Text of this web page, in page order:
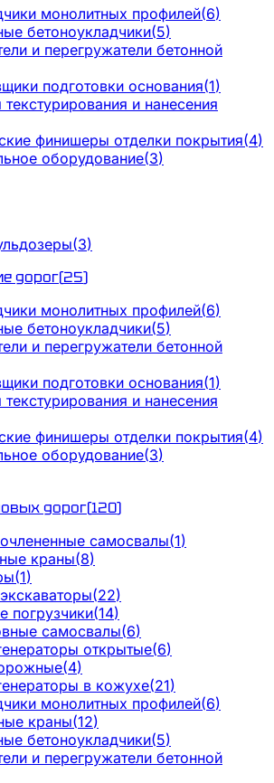
монолитных профилей(6)
бетоноукладчики(5)
и перегружатели бетонной
подготовки основания(1)
и нанесения
финишеры отделки покрытия(4)
оборудование(3)
(3)
дорог(25)
монолитных профилей(6)
бетоноукладчики(5)
и перегружатели бетонной
подготовки основания(1)
и нанесения
финишеры отделки покрытия(4)
оборудование(3)
дорог(120)
самосвалы(1)
краны(8)
(1)
(22)
погрузчики(14)
самосвалы(6)
открытые(6)
(4)
в кожухе(21)
монолитных профилей(6)
краны(12)
бетоноукладчики(5)
и перегружатели бетонной